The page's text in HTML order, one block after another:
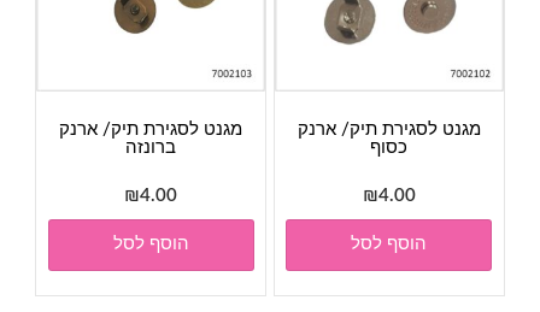
מגנט לסגירת תיק/ ארנק
כסוף
₪4.00
הוסף לסל
מגנט לסגירת תיק/ ארנק
ברונזה
₪4.00
הוסף לסל